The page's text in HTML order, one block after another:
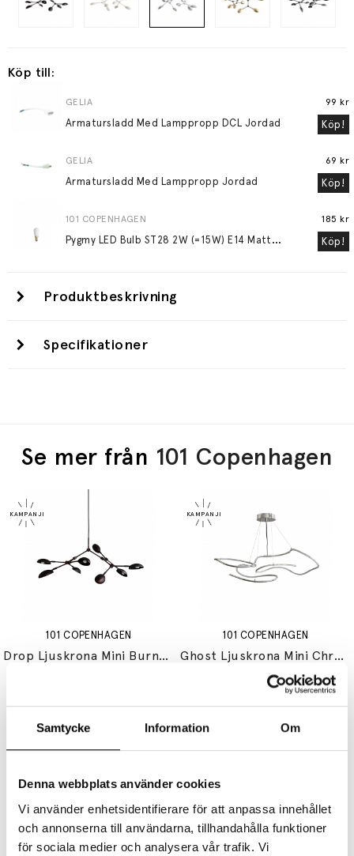
Samtycke Information Om
Denna webbplats använder cookies
Vi använder enhetsidentifierare för att anpassa innehållet
och annonserna till användarna, tillhandahålla funktioner
för sociala medier och analysera vår trafik. Vi
Köp till:
GELIA
Armatursladd Med Lamppropp DCL Jordad
99 kr
Köp!
GELIA
Armatursladd Med Lamppropp Jordad
69 kr
Köp!
101 COPENHAGEN
P
ygmy LED Bulb ST28 2W (=15W) E14 Matte Porcelain
185 kr
Köp!
Produktbeskrivning
Specifikationer
Se mer från 101 Copenhagen
101 COPENHAGEN
Drop Ljuskrona Mini Burned Black 5m
101 COPENHAGEN
Ghost Ljuskrona Mini Chrome 5m
8621 kr
101 COPENHAGEN 101 COPENHAGEN